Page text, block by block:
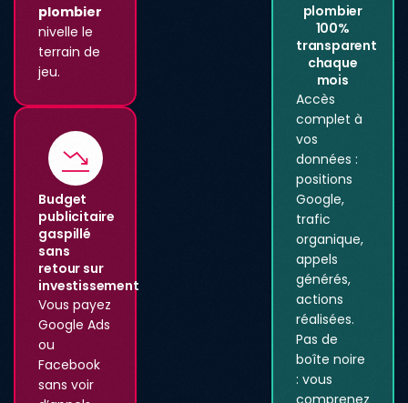
plombier
nivelle le
terrain de
jeu.
Budget
publicitaire
gaspillé
sans
retour sur
investissement
Vous payez
Google Ads
ou
Facebook
sans voir
plombier
100%
transparent
chaque
mois
Accès
complet à
vos
données :
positions
Google,
trafic
organique,
appels
générés,
actions
réalisées.
Pas de
boîte noire
: vous